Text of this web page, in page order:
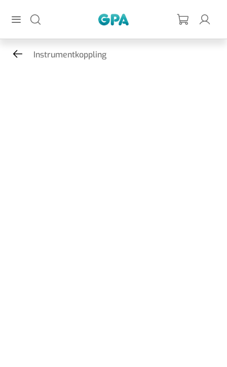
Instrumentkoppling